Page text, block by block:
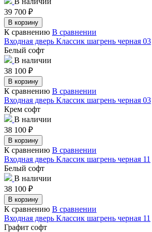
39 700 ₽
В корзину
К сравнению В сравнении
Входная дверь Классик шагрень черная 03
Белый софт
В наличии
38 100 ₽
В корзину
К сравнению В сравнении
Входная дверь Классик шагрень черная 03
Крем софт
В наличии
38 100 ₽
В корзину
К сравнению В сравнении
Входная дверь Классик шагрень черная 11
Белый софт
В наличии
38 100 ₽
В корзину
К сравнению В сравнении
Входная дверь Классик шагрень черная 11
Графит софт